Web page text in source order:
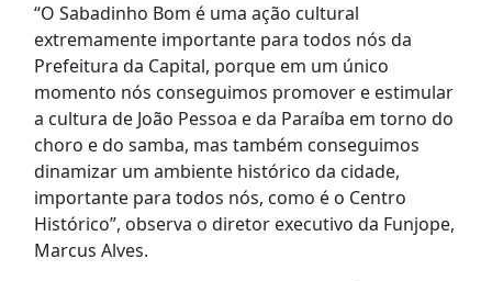
“O Sabadinho Bom é uma ação cultural
extremamente importante para todos nós da
Prefeitura da Capital, porque em um único
momento nós conseguimos promover e estimular
a cultura de João Pessoa e da Paraíba em torno do
choro e do samba, mas também conseguimos
dinamizar um ambiente histórico da cidade,
importante para todos nós, como é o Centro
Histórico”, observa o diretor executivo da Funjope,
Marcus Alves.